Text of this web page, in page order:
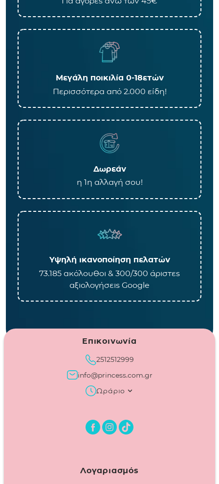
Μεγάλη ποικιλία 0-18ετών
Περισσότερα από 2.000 είδη!
Δωρεάν
η 1η αλλαγή σου!
Υψηλή ικανοποίηση πελατών
73.185 ακόλουθοι & 300/300 άριστες
αξιολογήσεις Google
Επικοινωνία
2512512999
info@princess.com.gr
Ωράριο
Λογαριασμός